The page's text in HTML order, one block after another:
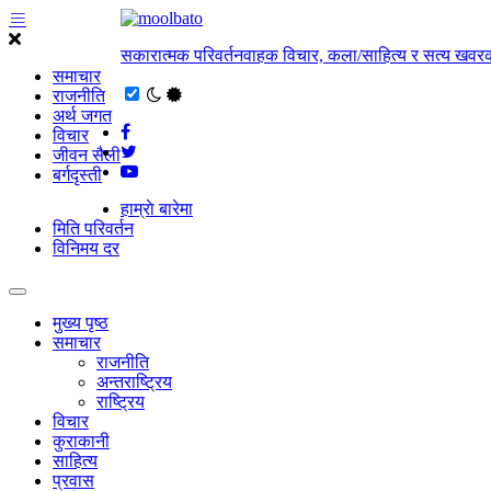
समाचार
राजनीति
अर्थ जगत
विचार
जीवन सैली
बर्गदृस्ती
सकारात्मक परिवर्तनवाहक विचार, कला/साहित्य र सत्य
हाम्राे बारेमा
मिति परिवर्तन
विनिमय दर
मुख्य पृष्ठ
समाचार
राजनीति
अन्तराष्ट्रिय
राष्ट्रिय
विचार
कुराकानी
साहित्य
प्रवास